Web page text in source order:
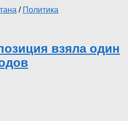
/ Политика
взяла один